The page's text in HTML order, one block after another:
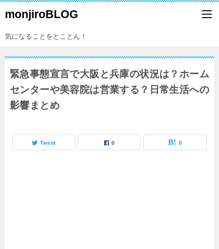
monjiroBLOG
気になることをとことん！
緊急事態宣言で大阪と兵庫の状況は？ホーム
センターや美容院は営業する？日常生活への
影響まとめ
Tweet 0 0